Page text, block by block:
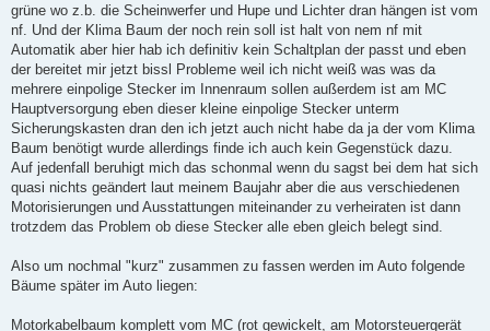
grüne wo z.b. die Scheinwerfer und Hupe und Lichter dran hängen ist vom
nf. Und der Klima Baum der noch rein soll ist halt von nem nf mit
Automatik aber hier hab ich definitiv kein Schaltplan der passt und eben
der bereitet mir jetzt bissl Probleme weil ich nicht weiß was was da
mehrere einpolige Stecker im Innenraum sollen außerdem ist am MC
Hauptversorgung eben dieser kleine einpolige Stecker unterm
Sicherungskasten dran den ich jetzt auch nicht habe da ja der vom Klima
Baum benötigt wurde allerdings finde ich auch kein Gegenstück dazu.
Auf jedenfall beruhigt mich das schonmal wenn du sagst bei dem hat sich
quasi nichts geändert laut meinem Baujahr aber die aus verschiedenen
Motorisierungen und Ausstattungen miteinander zu verheiraten ist dann
trotzdem das Problem ob diese Stecker alle eben gleich belegt sind.
Also um nochmal "kurz" zusammen zu fassen werden im Auto folgende
Bäume später im Auto liegen:
Motorkabelbaum komplett vom MC (rot gewickelt, am Motorsteuergerät